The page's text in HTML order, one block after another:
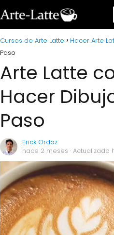
Cursos de Arte Latte Hacer Arte
Paso
Arte Latte
Hacer
Paso
Erick Ordaz
hace 2 meses ·